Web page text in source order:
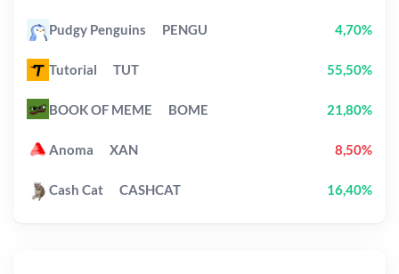
Pudgy Penguins PENGU 4,70%
Tutorial TUT 55,50%
BOOK OF MEME BOME 21,80%
Anoma XAN 8,50%
Cash Cat CASHCAT 16,40%